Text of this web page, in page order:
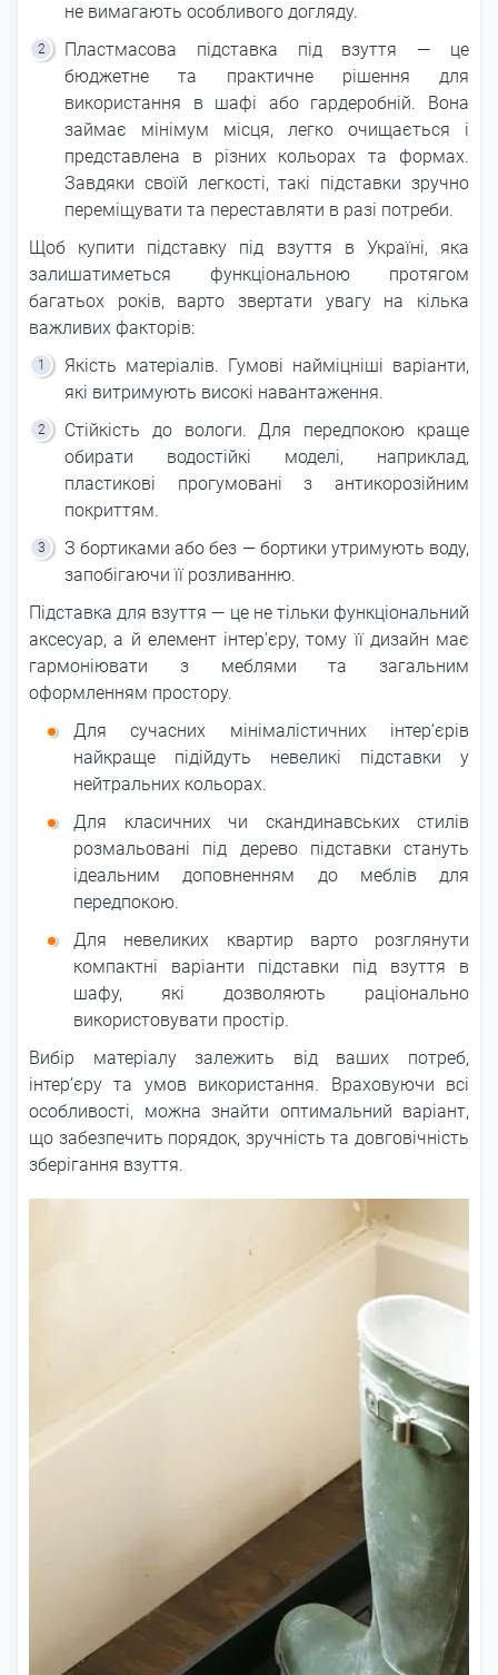
не вимагають особливого догляду.
Пластмасова підставка під взуття ― це
бюджетне та практичне рішення для
використання в шафі або гардеробній. Вона
займає мінімум місця, легко очищається і
представлена в різних кольорах та формах.
Завдяки своїй легкості, такі підставки зручно
переміщувати та переставляти в разі потреби.
Щоб купити підставку під взуття в Україні, яка
залишатиметься функціональною протягом
багатьох років, варто звертати увагу на кілька
важливих факторів:
Якість матеріалів. Гумові найміцніші варіанти,
які витримують високі навантаження.
Стійкість до вологи. Для передпокою краще
обирати водостійкі моделі, наприклад,
пластикові прогумовані з антикорозійним
покриттям.
З бортиками або без ― бортики утримують воду,
запобігаючи її розливанню.
Підставка для взуття ― це не тільки функціональний
аксесуар, а й елемент інтер’єру, тому її дизайн має
гармоніювати з меблями та загальним
оформленням простору.
Для сучасних мінімалістичних інтер’єрів
найкраще підійдуть невеликі підставки у
нейтральних кольорах.
Для класичних чи скандинавських стилів
розмальовані під дерево підставки стануть
ідеальним доповненням до меблів для
передпокою.
Для невеликих квартир варто розглянути
компактні варіанти підставки під взуття в
шафу, які дозволяють раціонально
використовувати простір.
Вибір матеріалу залежить від ваших потреб,
інтер’єру та умов використання. Враховуючи всі
особливості, можна знайти оптимальний варіант,
що забезпечить порядок, зручність та довговічність
зберігання взуття.